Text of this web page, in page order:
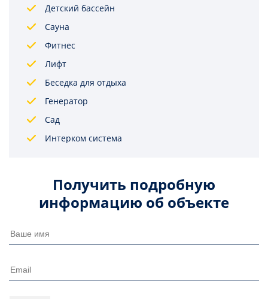
Детский бассейн
Сауна
Фитнес
Лифт
Беседка для отдыха
Генератор
Сад
Интерком система
Получить подробную
информацию об объекте